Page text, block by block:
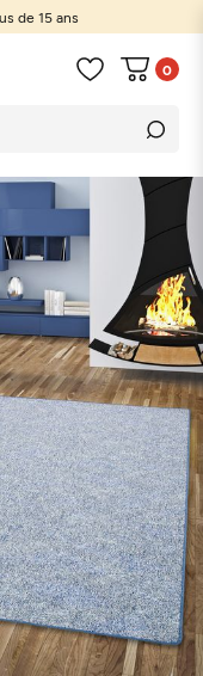
de 15 ans
0